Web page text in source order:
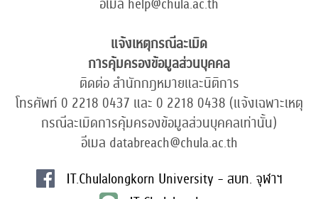
แจ้งเหตุกรณีละเมิด
การคุ้มครองข้อมูลส่วนบุคคล
ติดต่อ สำนักกฎหมายและนิติการ
โทรศัพท์ 0 2218 0437 และ 0 2218 0438 (แจ้งเฉพาะเหตุ
กรณีละเมิดการคุ้มครองข้อมูลส่วนบุคคลเท่านั้น)
อีเมล databreach@chula.ac.th
IT.Chulalongkorn University - สบท. จุฬาฯ